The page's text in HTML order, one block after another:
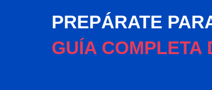
PREPÁRATE
GUÍA COMPLETA